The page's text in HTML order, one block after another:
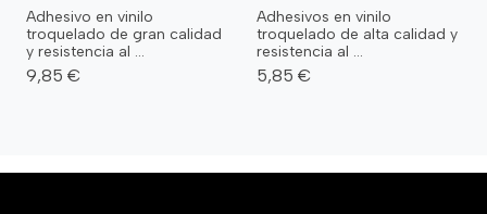
Adhesivo en vinilo
troquelado de gran calidad
y resistencia al ...
9,85 €
Adhesivos en vinilo
troquelado de alta calidad y
resistencia al ...
5,85 €